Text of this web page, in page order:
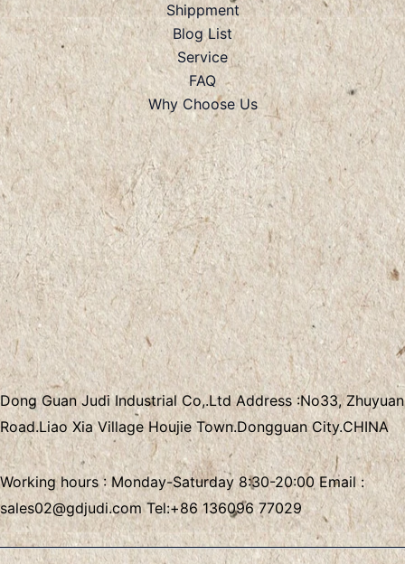
Shippment
Blog List
Service
FAQ
Why Choose Us
Dong Guan Judi Industrial Co,.LtdAddress :No33, Zhuyuan
Road.Liao Xia VillageHoujie Town.Dongguan City.CHINA
Working hours : Monday-Saturday 8:30-20:00 Email :
sales02@gdjudi.comTel:+86 136096 77029